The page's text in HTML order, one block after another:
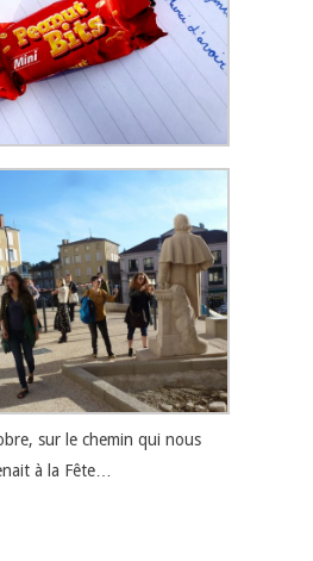
sur le chemin qui nous
à la Fête…